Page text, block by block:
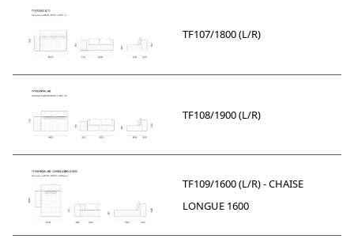
TF107/1800 (L/R)
TF108/1900 (L/R)
TF109/1600 (L/R) - CHAISE
LONGUE 1600